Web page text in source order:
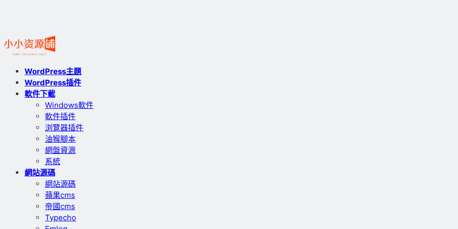
WordPress主題
WordPress插件
軟件下載
Windows軟件
軟件插件
浏覽器插件
油猴腳本
網盤資源
系統
網站源碼
網站源碼
蘋果cms
帝國cms
Typecho